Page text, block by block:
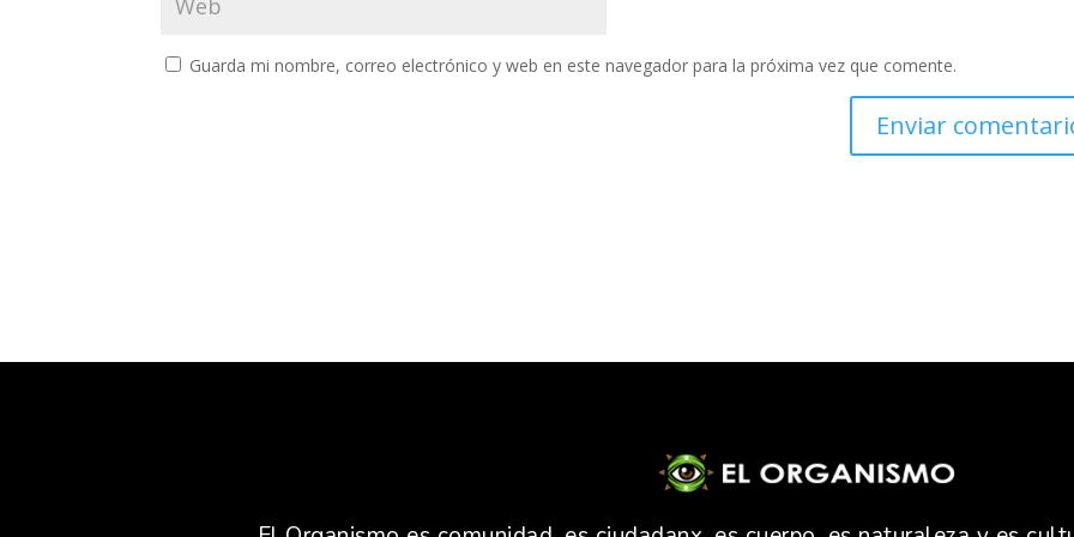
Guarda mi nombre, correo electrónico y web en este navegador para la próxima vez que comente.